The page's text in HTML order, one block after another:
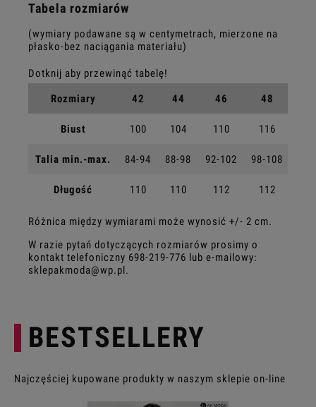
Tabela rozmiarów
(wymiary podawane są w centymetrach, mierzone na
płasko-bez naciągania materiału)
Rozmiary 42 44 46 48
Biust 100 104 110 116
Talia min.-max. 84-94 88-98 92-102 98-108
Długość 110 110 112 112
Różnica między wymiarami może wynosić +/- 2 cm.
W razie pytań dotyczących rozmiarów prosimy o
kontakt telefoniczny 698-219-776 lub e-mailowy:
sklepakmoda@wp.pl.
BESTSELLERY
Najczęściej kupowane produkty w naszym sklepie on-line